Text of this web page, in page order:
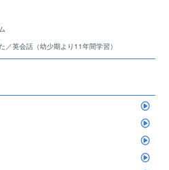
／英会話（幼少期より11年間学習）